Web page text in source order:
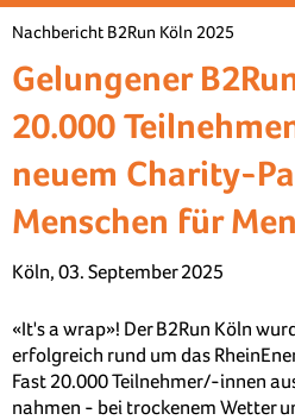
Nachbericht B2Run Köln 2025
Gelungener
20.000
neuem Charity-
Menschen für
Köln, 03. September 2025
«It's a wrap»! Der B2Run Köln
erfolgreich rund um das
Fast 20.000 Teilnehmer/-innen
nahmen - bei trockenem Wetter